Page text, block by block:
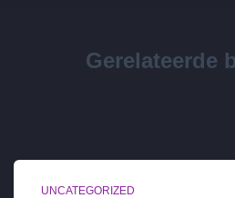
Gerelateerde
UNCATEGORIZED